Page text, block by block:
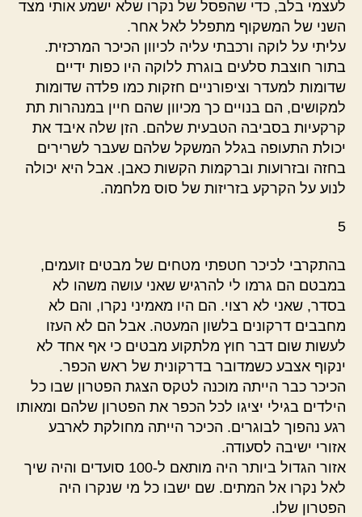
לעצמי בלב, כדי שהפסל של נקרו שלא ישמע אותי מצד
השני של המשקוף מתפלל לאל אחר.
עליתי על לוקה ורכבתי עליה לכיוון הכיכר המרכזית.
בתור חוצבת סלעים בוגרת ללוקה היו כפות ידיים
שדומות למעדר וציפורניים חזקות כמו פלדה שדומות
למקושים, הם בנויים כך מכיוון שהם חיין במנהרות תת
קרקעיות בסביבה הטבעית שלהם. הזן שלה איבד את
יכולת התעופה בגלל המשקל שלהם שעבר לשרירים
בחזה ובזרועות וברקמות הקשות כאבן. אבל היא יכולה
לנוע על הקרקע בזריזות של סוס מלחמה.
5
בהתקרבי לכיכר חטפתי מטחים של מבטים זועמים,
במבטם הם גרמו לי להרגיש שאני עושה משהו לא
בסדר, שאני לא רצוי. הם היו מאמיני נקרו, והם לא
מחבבים דרקונים בלשון המעטה. אבל הם לא העזו
לעשות שום דבר חוץ מלתקוע מבטים כי אף אחד לא
ינקוף אצבע כשמדובר בדרקונית של ראש הכפר.
הכיכר כבר הייתה מוכנה לטקס הצגת הפטרון שבו כל
הילדים בגילי יציגו לכל הכפר את הפטרון שלהם ומאותו
רגע נהפוך לבוגרים. הכיכר הייתה מחולקת לארבע
אזורי ישיבה לסעודה.
אזור הגדול ביותר היה מותאם ל-100 סועדים והיה שיך
לאל נקרו אל המתים. שם ישבו כל מי שנקרו היה
הפטרון שלו.